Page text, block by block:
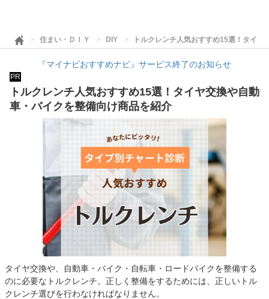
住まい・ＤＩＹ DIY トルクレンチ人気おすすめ15選！タイ
『マイナビおすすめナビ』サービス終了のお知らせ
PR
トルクレンチ人気おすすめ15選！タイヤ交換や自動
車・バイクを整備向け商品を紹介
タイヤ交換や、自動車・バイク・自転車・ロードバイクを整備する
のに必要なトルクレンチ。正しく整備をするためには、正しいトル
クレンチ選びを行わなければなりません。